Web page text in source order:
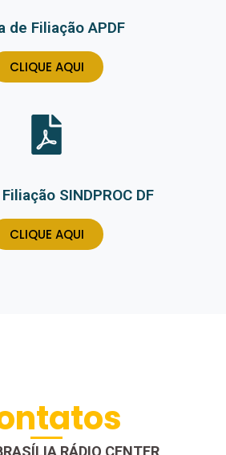
de Filiação APDF
CLIQUE AQUI
SINDPROC DF
CLIQUE AQUI
RÁDIO CENTER